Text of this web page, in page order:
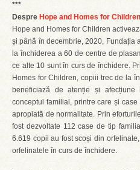
***
Despre Hope and Homes for
Hope and Homes for Children
și până în decembrie, 2020, Fundația
la închiderea a 60 de centre de
ce alte 10 sunt în curs de închidere.
Homes for Children, copiii trec de la
beneficiază de atenție și
conceptul familial, printre care și
apropiată de normalitate. Prin
fost dezvoltate 112 case de tip
6.619 copii au fost scoși din
orfelinatele în curs de închidere.